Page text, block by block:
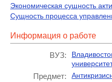
Экономическая сущность
Сущность процесса
Информация о работе
ВУЗ:
Предмет: